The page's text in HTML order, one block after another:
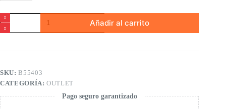
Camiseta
con
estampado
Añadir al carrito
SKU:B55403
CATEGORÍA:OUTLET
Pago seguro garantizado